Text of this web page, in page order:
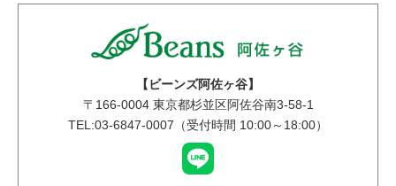
【ビーンズ阿佐ヶ谷】
〒 166-0004東京都杉並区阿佐谷南3-58-1
TEL:03-6847-0007（受付時間 10:00～18:00）